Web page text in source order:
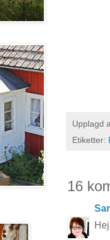
Upplagd
Etiketter:
16